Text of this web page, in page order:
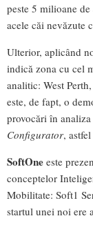
peste 5 milioane de
acele căi nevăzute
Ulterior, aplicând
indică zona cu cel
analitic: West
este, de fapt, o
provocări în
Configurator,
SoftOne este
conceptelor
Mobilitate: Soft1
startul unei noi ere